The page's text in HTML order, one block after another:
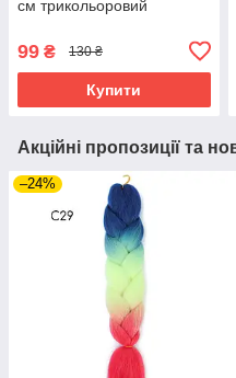
см трикольоровий
99 ₴ 130 ₴
Купити
Акційні пропозиції та
–24%